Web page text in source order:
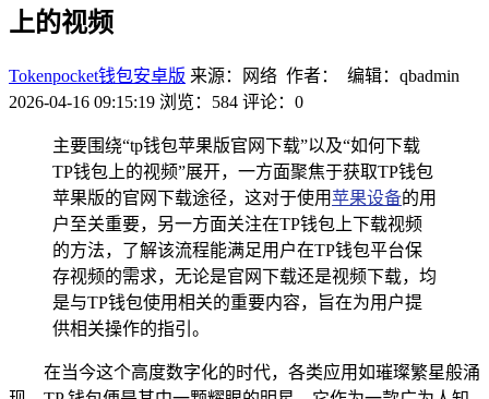
上的视频
Tokenpocket钱包安卓版 来源：网络 作者： 编辑：qbadmin
2026-04-16 09:15:19 浏览：584 评论：0
主要围绕“tp钱包苹果版官网下载”以及“如何下载
TP钱包上的视频”展开，一方面聚焦于获取TP钱包
苹果版的官网下载途径，这对于使用苹果设备的用
户至关重要，另一方面关注在TP钱包上下载视频
的方法，了解该流程能满足用户在TP钱包平台保
存视频的需求，无论是官网下载还是视频下载，均
是与TP钱包使用相关的重要内容，旨在为用户提
供相关操作的指引。
在当今这个高度数字化的时代，各类应用如璀璨繁星般涌